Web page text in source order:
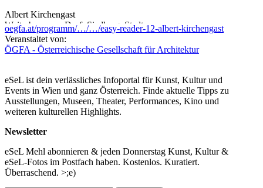
Albert Kirchengast
Weiterbauen an Dorf, Siedlung, Stadt
Ein Plädoyer
Birkhäuser, 2023
Architekturtheorie an der BTU Cottbus-Senftenberg und Autor
von Publikationen zur Geschichte und Theorie der Moderne.
Moderation: Gabriele Kaiser, Maik Novotny / ÖGFA
...Mehr lesen
oegfa.at/programm/…/…/easy-reader-12-albert-kirchengast
Veranstaltet von:
ÖGFA - Österreichische Gesellschaft für Architektur
eSeL ist dein verlässliches Infoportal für Kunst, Kultur und
Events in Wien und ganz Österreich. Finde aktuelle Tipps zu
Ausstellungen, Museen, Theater, Performances, Kino und
weiteren kulturellen Highlights.
Newsletter
eSeL Mehl abonnieren & jeden Donnerstag Kunst, Kultur &
eSeL-Fotos im Postfach haben. Kostenlos. Kuratiert.
Überraschend. >;e)